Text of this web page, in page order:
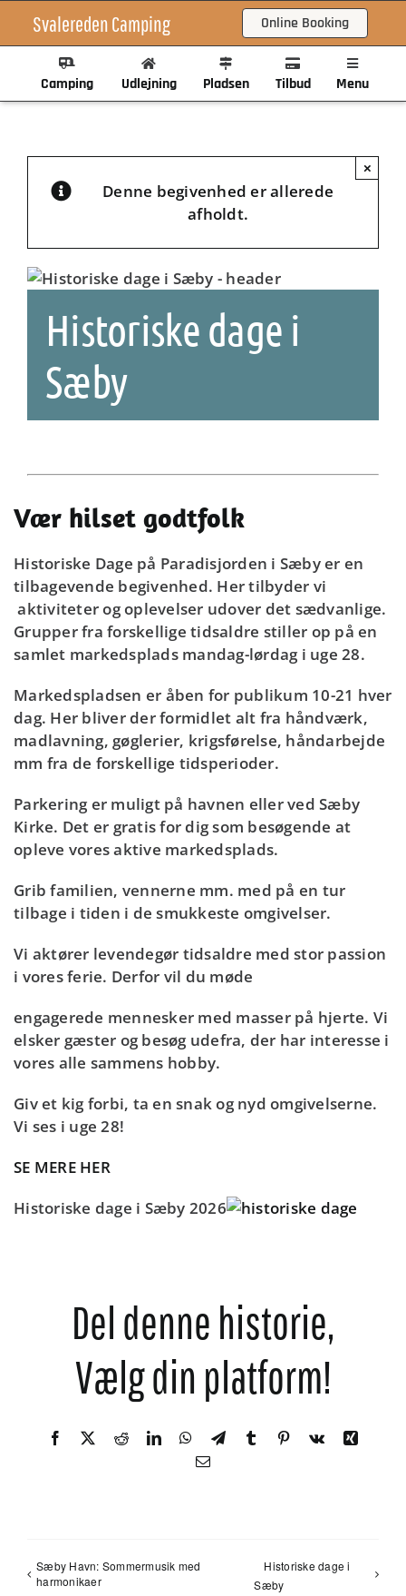
Camping Udlejning Pladsen Tilbud Menu
Online Booking
Svalereden Camping
Denne begivenhed er allerede
afholdt.
×
Historiske dage i
Sæby
Vær hilset godtfolk
Historiske Dage på Paradisjorden i Sæby er en
tilbagevende begivenhed. Her tilbyder vi
aktiviteter og oplevelser udover det sædvanlige.
Grupper fra forskellige tidsaldre stiller op på en
samlet markedsplads mandag-lørdag i uge 28.
Markedspladsen er åben for publikum 10-21 hver
dag. Her bliver der formidlet alt fra håndværk,
madlavning, gøglerier, krigsførelse, håndarbejde
mm fra de forskellige tidsperioder.
Parkering er muligt på havnen eller ved Sæby
Kirke. Det er gratis for dig som besøgende at
opleve vores aktive markedsplads.
Grib familien, vennerne mm. med på en tur
tilbage i tiden i de smukkeste omgivelser.
Vi aktører levendegør tidsaldre med stor passion
i vores ferie. Derfor vil du møde
engagerede mennesker med masser på hjerte. Vi
elsker gæster og besøg udefra, der har interesse i
vores alle sammens hobby.
Giv et kig forbi, ta en snak og nyd omgivelserne.
Vi ses i uge 28!
SE MERE HER
Historiske dage i Sæby 2026
Del denne historie,
Vælg din platform!
Facebook RedditLinkedInWhatsApp
TelegramTumblr Pinterest
Vk
Xing
E-
Sæby Havn: Sommermusik med
harmonikaer
Historiske dage i
Sæby